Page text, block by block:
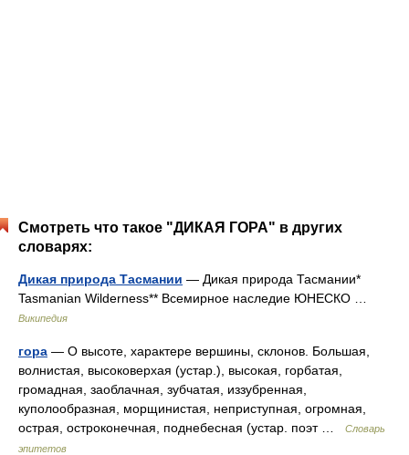
Смотреть что такое "ДИКАЯ ГОРА" в других
словарях:
Дикая природа Тасмании — Дикая природа Тасмании*
Tasmanian Wilderness** Всемирное наследие ЮНЕСКО …
Википедия
гора — О высоте, характере вершины, склонов. Большая,
волнистая, высоковерхая (устар.), высокая, горбатая,
громадная, заоблачная, зубчатая, иззубренная,
куполообразная, морщинистая, неприступная, огромная,
острая, остроконечная, поднебесная (устар. поэт …
Словарь
эпитетов